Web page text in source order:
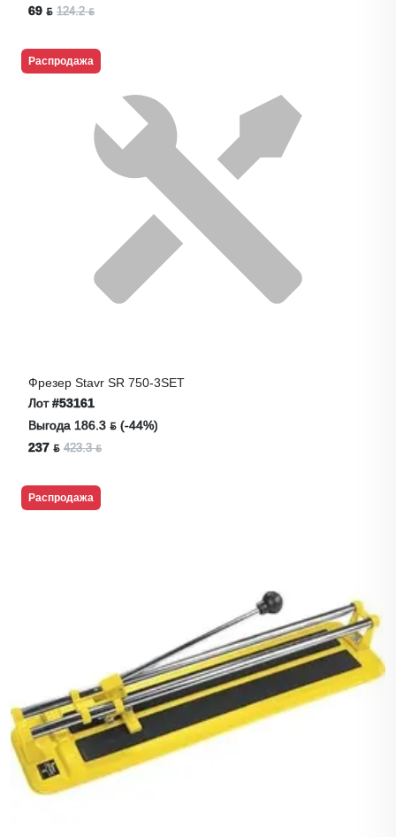
69 ƃ 124.2 ƃ
Распродажа
Фрезер Stavr SR 750-3SET
Лот#53161
Выгода 186.3 ƃ (-44%)
237 ƃ 423.3 ƃ
Распродажа